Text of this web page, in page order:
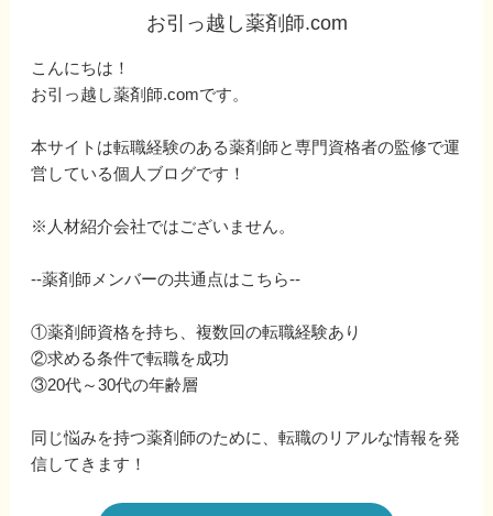
お引っ越し薬剤師.com
こんにちは！
お引っ越し薬剤師.comです。
本サイトは転職経験のある薬剤師と専門資格者の監修で運
営している個人ブログです！
※人材紹介会社ではございません。
--薬剤師メンバーの共通点はこちら--
①薬剤師資格を持ち、複数回の転職経験あり
②求める条件で転職を成功
③20代～30代の年齢層
同じ悩みを持つ薬剤師のために、転職のリアルな情報を発
信してきます！